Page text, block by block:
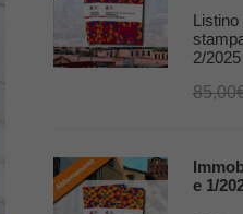
2/
85,00
e 1/